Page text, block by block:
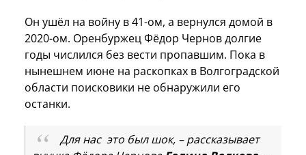
Он ушёл на войну в 41-ом, а вернулся домой в
2020-ом. Оренбуржец Фёдор Чернов долгие
годы числился без вести пропавшим. Пока в
нынешнем июне на раскопках в Волгоградской
области поисковики не обнаружили его
останки.
Для нас это был шок, – рассказывает